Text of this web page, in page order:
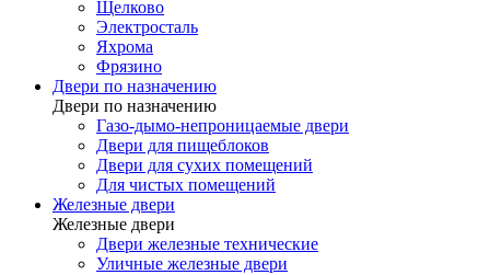
Щелково
Электросталь
Яхрома
Фрязино
Двери по назначению
Двери по назначению
Газо-дымо-непроницаемые двери
Двери для пищеблоков
Двери для сухих помещений
Для чистых помещений
Железные двери
Железные двери
Двери железные технические
Уличные железные двери